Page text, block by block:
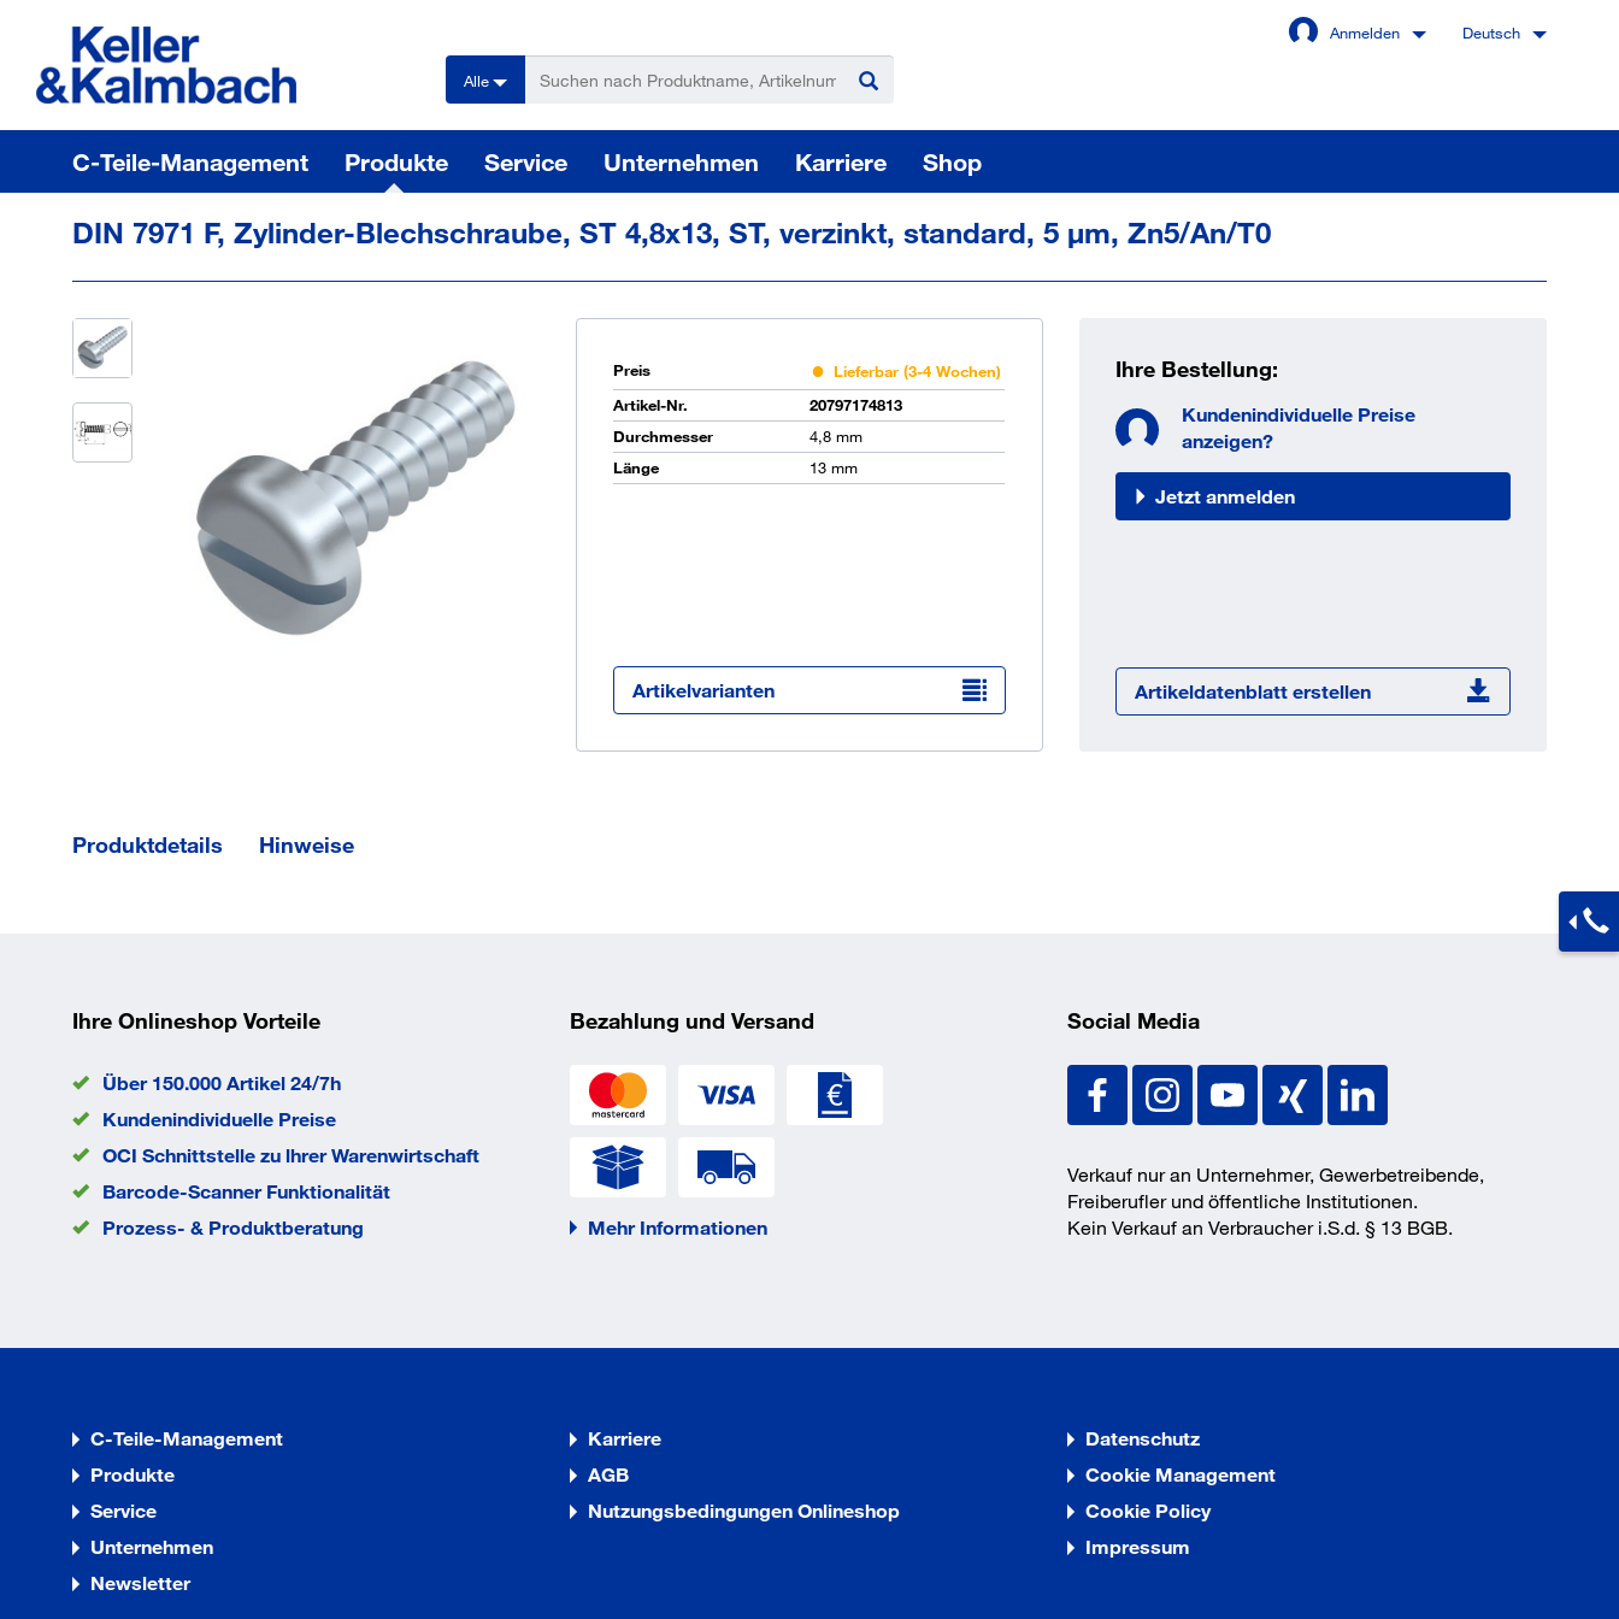
Anmelden
Angemeldet bleiben
Sie sind noch kein Kunde
OCI Schnittstelle zu lhrer
Warenwirtschaft
Deutsch
Alle
C-Teile-Management Produkte Service Unternehmen Karriere Shop
DIN 7971 F, Zylinder-Blechschraube, ST 4,8x13, ST, verzinkt, standard, 5 µm, Zn5/An/T0
Preis
Lieferbar (3-4 Wochen)
Artikel-Nr.
20797174813
Durchmesser
4,8 mm
Länge
13 mm
Artikelvarianten
Ihre Bestellung:
Kundenindividuelle Preise
anzeigen?
Jetzt anmelden
Artikeldatenblatt erstellen
Produktdetails
Norm
DIN
F
Kopfhöhe k
2.8
mm
Kopfdurchmesser
dk
9.5
mm
mm
Hinweise
Ihre Onlineshop Vorteile
Über 150.000 Artikel 24/7h
Kundenindividuelle Preise
OCI Schnittstelle zu lhrer Warenwirtschaft
Barcode-Scanner Funktionalität
Prozess- & Produktberatung
Bezahlung und Versand
Mehr Informationen
Social Media
Verkauf nur an Unternehmer, Gewerbetreibende,
Freiberufler und öffentliche Institutionen.
Kein Verkauf an Verbraucher i.S.d. § 13 BGB.
C-Teile-Management
Produkte
Service
Unternehmen
Newsletter
Karriere
AGB
Nutzungsbedingungen Onlineshop
Datenschutz
Cookie Management
Cookie Policy
Impressum